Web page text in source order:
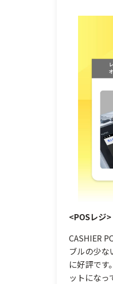
<POSレジ>
CASHIER
ブルの少
に好評です
ットにな